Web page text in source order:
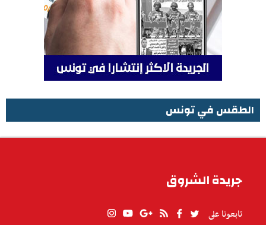
الطقس في تونس
جريدة الشروق
تابعونا على